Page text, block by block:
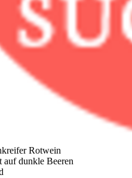
Rotwein
dunkle Beeren